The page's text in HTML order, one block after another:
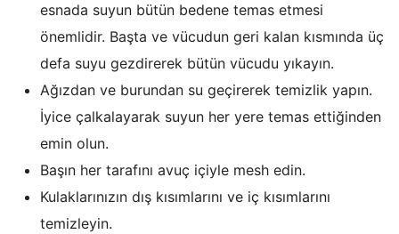
esnada suyun bütün bedene temas etmesi
önemlidir. Başta ve vücudun geri kalan kısmında üç
defa suyu gezdirerek bütün vücudu yıkayın.
Ağızdan ve burundan su geçirerek temizlik yapın.
İyice çalkalayarak suyun her yere temas ettiğinden
emin olun.
Başın her tarafını avuç içiyle mesh edin.
Kulaklarınızın dış kısımlarını ve iç kısımlarını
temizleyin.